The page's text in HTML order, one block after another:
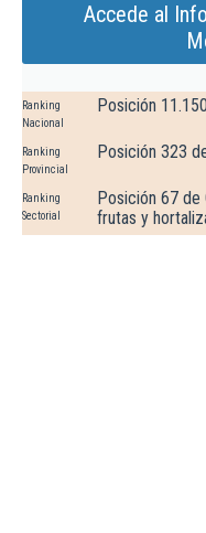
Accede al
Ranking
Nacional
Posición 11.150
Ranking
Provincial
Posición 323
Ranking
Sectorial
Posición 67
frutas y